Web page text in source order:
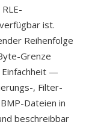
ist.
Reihenfolge
Grenze
Einfachheit —
, Filter-
Dateien in
beschreibbar